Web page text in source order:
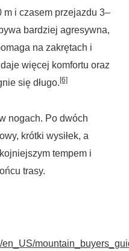
i czasem przejazdu 3–
bardziej agresywna,
na zakrętach i
więcej komfortu oraz
się długo. [6]
nogach. Po dwóch
krótki wysiłek, a
tempem i
trasy.
en_US/